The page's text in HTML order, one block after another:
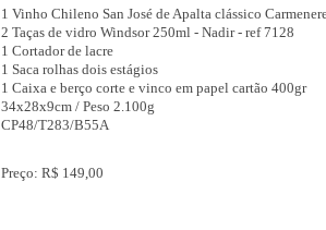
1 Vinho Chileno San José de Apalta clássico
2 Taças de vidro Windsor 250ml - Nadir - ref 7128
1 Cortador de lacre
1 Saca rolhas dois estágios
1 Caixa e berço corte e vinco em papel cartão 400gr
34x28x9cm / Peso 2.100g
CP48/T283/B55A
Preço: R$ 149,00